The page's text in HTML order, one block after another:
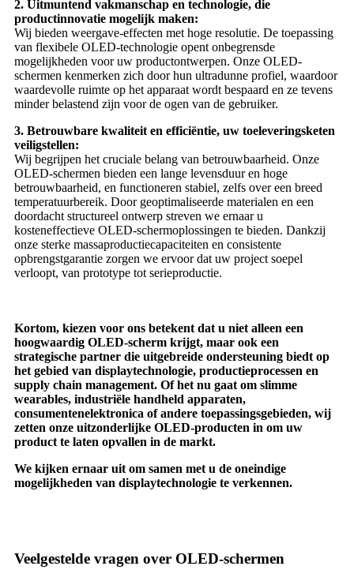
2. Uitmuntend vakmanschap en technologie, die
productinnovatie mogelijk maken:
Wij bieden weergave-effecten met hoge resolutie. De toepassing
van flexibele OLED-technologie opent onbegrensde
mogelijkheden voor uw productontwerpen. Onze OLED-
schermen kenmerken zich door hun ultradunne profiel, waardoor
waardevolle ruimte op het apparaat wordt bespaard en ze tevens
minder belastend zijn voor de ogen van de gebruiker.
3. Betrouwbare kwaliteit en efficiëntie, uw toeleveringsketen
veiligstellen:
Wij begrijpen het cruciale belang van betrouwbaarheid. Onze
OLED-schermen bieden een lange levensduur en hoge
betrouwbaarheid, en functioneren stabiel, zelfs over een breed
temperatuurbereik. Door geoptimaliseerde materialen en een
doordacht structureel ontwerp streven we ernaar u
kosteneffectieve OLED-schermoplossingen te bieden. Dankzij
onze sterke massaproductiecapaciteiten en consistente
opbrengstgarantie zorgen we ervoor dat uw project soepel
verloopt, van prototype tot serieproductie.
Kortom, kiezen voor ons betekent dat u niet alleen een
hoogwaardig OLED-scherm krijgt, maar ook een
strategische partner die uitgebreide ondersteuning biedt op
het gebied van displaytechnologie, productieprocessen en
supply chain management. Of het nu gaat om slimme
wearables, industriële handheld apparaten,
consumentenelektronica of andere toepassingsgebieden, wij
zetten onze uitzonderlijke OLED-producten in om uw
product te laten opvallen in de markt.
We kijken ernaar uit om samen met u de oneindige
mogelijkheden van displaytechnologie te verkennen.
Veelgestelde vragen over OLED-schermen